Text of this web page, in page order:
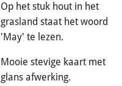
Op het stuk hout in het
grasland staat het woord
'May' te lezen.
Mooie stevige kaart met
glans afwerking.